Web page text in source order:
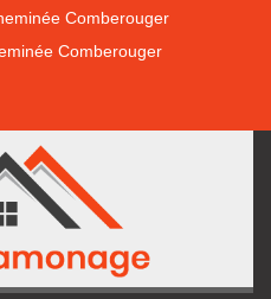
Comberouger
Comberouger